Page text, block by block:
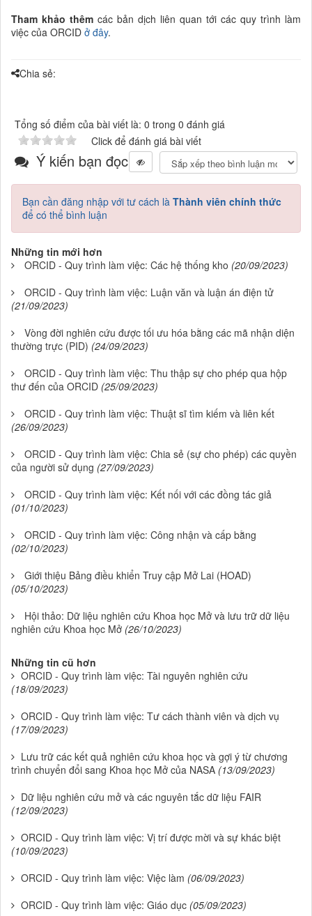
Tham khảo thêm các bản dịch liên quan tới các quy trình làm
việc của ORCID ở đây.
Chia sẻ:
Tổng số điểm của bài viết là: 0 trong 0 đánh giá
Click để đánh giá bài viết
Ý kiến bạn đọc
Bạn cần đăng nhập với tư cách là Thành viên chính thức
để có thể bình luận
Những tin mới hơn
ORCID - Quy trình làm việc: Các hệ thống kho (20/09/2023)
ORCID - Quy trình làm việc: Luận văn và luận án điện tử
(21/09/2023)
Vòng đời nghiên cứu được tối ưu hóa bằng các mã nhận diện
thường trực (PID) (24/09/2023)
ORCID - Quy trình làm việc: Thu thập sự cho phép qua hộp
thư đến của ORCID (25/09/2023)
ORCID - Quy trình làm việc: Thuật sĩ tìm kiếm và liên kết
(26/09/2023)
ORCID - Quy trình làm việc: Chia sẻ (sự cho phép) các quyền
của người sử dụng (27/09/2023)
ORCID - Quy trình làm việc: Kết nối với các đồng tác giả
(01/10/2023)
ORCID - Quy trình làm việc: Công nhận và cấp bằng
(02/10/2023)
Giới thiệu Bảng điều khiển Truy cập Mở Lai (HOAD)
(05/10/2023)
Hội thảo: Dữ liệu nghiên cứu Khoa học Mở và lưu trữ dữ liệu
nghiên cứu Khoa học Mở (26/10/2023)
Những tin cũ hơn
ORCID - Quy trình làm việc: Tài nguyên nghiên cứu
(18/09/2023)
ORCID - Quy trình làm việc: Tư cách thành viên và dịch vụ
(17/09/2023)
Lưu trữ các kết quả nghiên cứu khoa học và gợi ý từ chương
trình chuyển đổi sang Khoa học Mở của NASA (13/09/2023)
Dữ liệu nghiên cứu mở và các nguyên tắc dữ liệu FAIR
(12/09/2023)
ORCID - Quy trình làm việc: Vị trí được mời và sự khác biệt
(10/09/2023)
ORCID - Quy trình làm việc: Việc làm (06/09/2023)
ORCID - Quy trình làm việc: Giáo dục (05/09/2023)